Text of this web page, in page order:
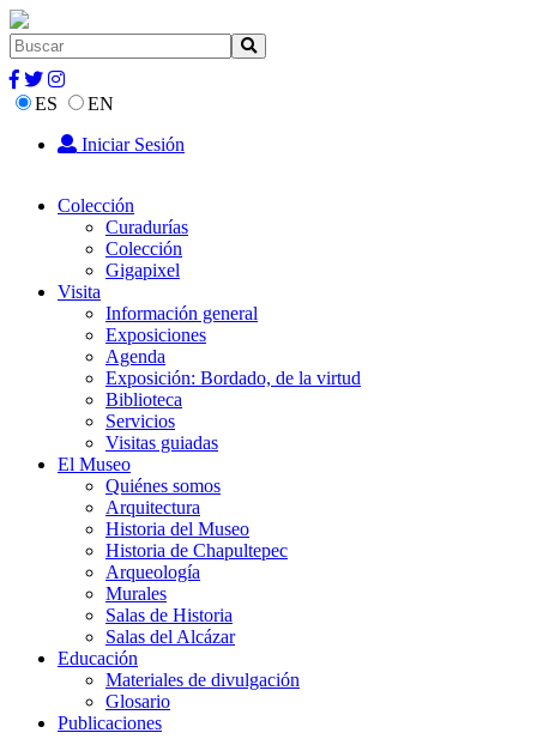
ES
EN
Iniciar Sesión
Colección
Curadurías
Colección
Gigapixel
Visita
Información general
Exposiciones
Agenda
Exposición: Bordado, de la virtud
Biblioteca
Servicios
Visitas guiadas
El Museo
Quiénes somos
Arquitectura
Historia del Museo
Historia de Chapultepec
Arqueología
Murales
Salas de Historia
Salas del Alcázar
Educación
Materiales de divulgación
Glosario
Publicaciones